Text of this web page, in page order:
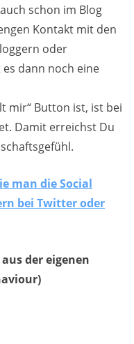
schon im Blog
Kontakt mit den
oder
dann noch eine
mir“ Button ist, ist bei
Damit erreichst Du
man die Social
bei Twitter oder
der eigenen